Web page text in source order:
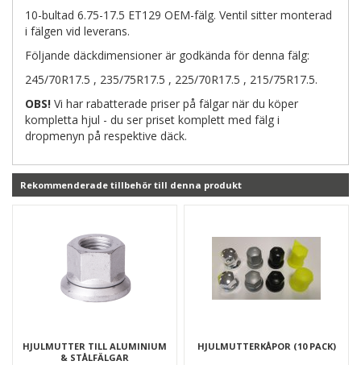
10-bultad 6.75-17.5 ET129 OEM-fälg. Ventil sitter monterad
i fälgen vid leverans.
Följande däckdimensioner är godkända för denna fälg:
245/70R17.5 , 235/75R17.5 , 225/70R17.5 , 215/75R17.5.
OBS! Vi har rabatterade priser på fälgar när du köper
kompletta hjul - du ser priset komplett med fälg i
dropmenyn på respektive däck.
Rekommenderade tillbehör till denna produkt
HJULMUTTER TILL ALUMINIUM
& STÅLFÄLGAR
HJULMUTTERKÅPOR (10 PACK)